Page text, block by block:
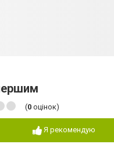
(0 оцінок)
Я рекомендую